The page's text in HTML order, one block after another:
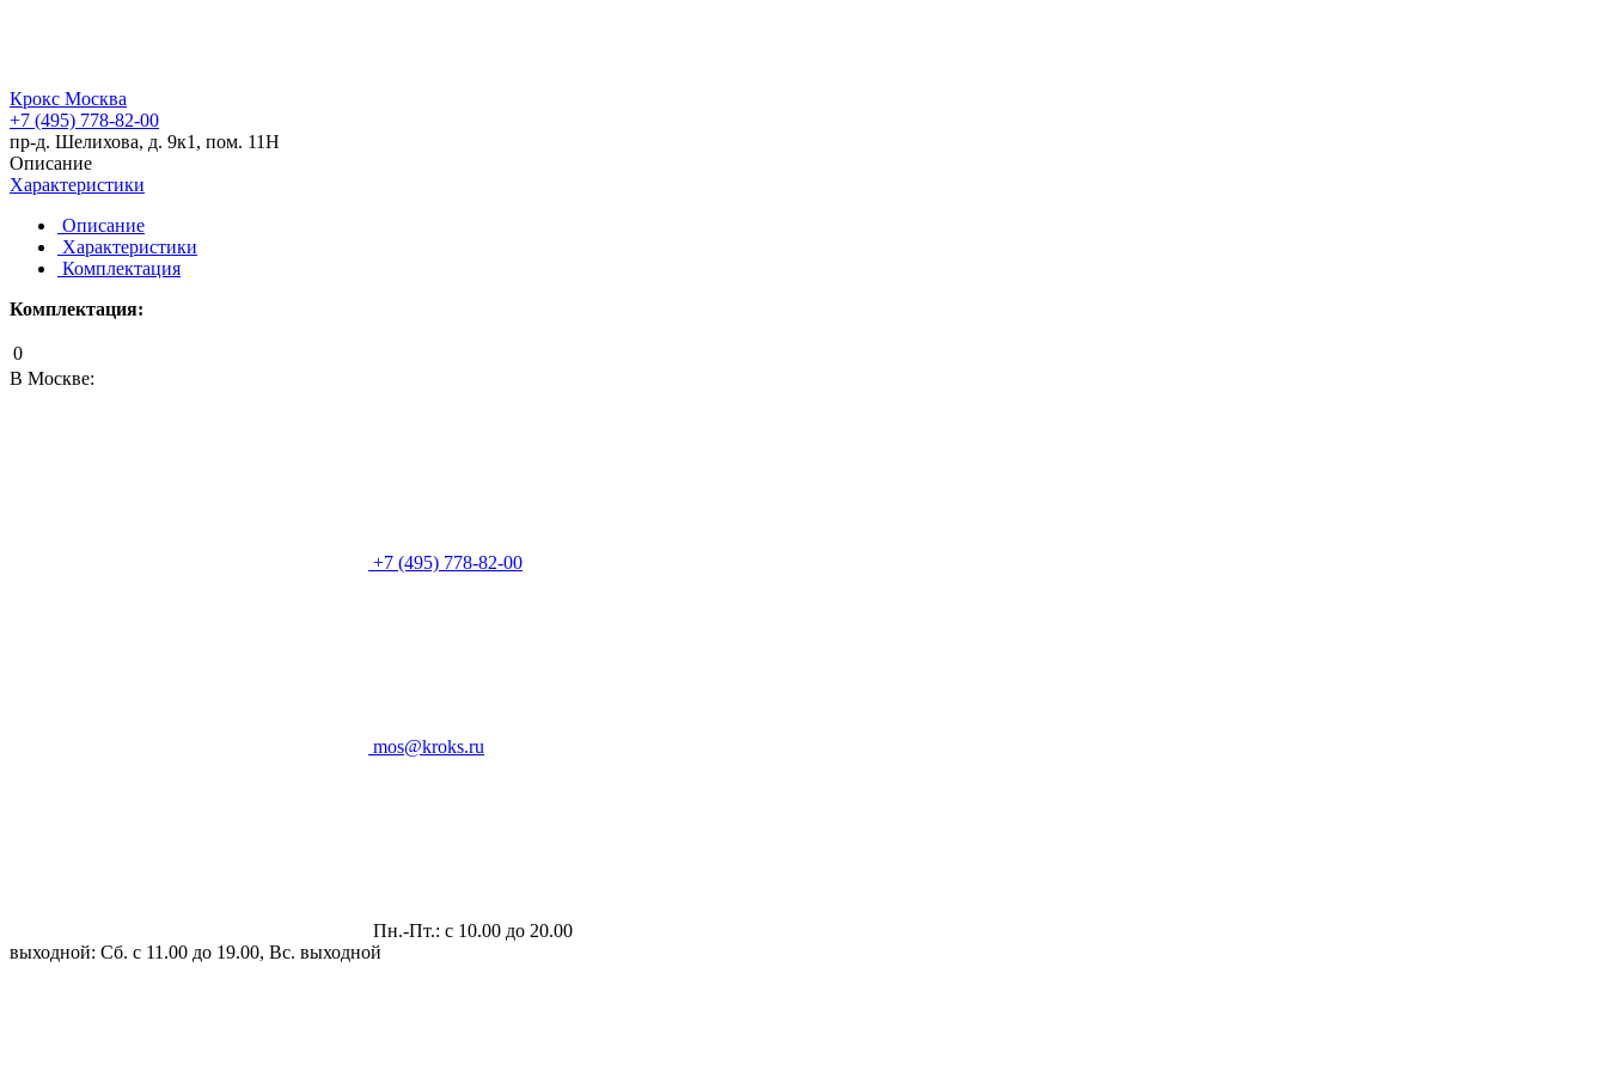
Крокс Москва
+7 (495) 778-82-00
пр-д. Шелихова, д. 9к1, пом. 11Н
Описание
Характеристики
Описание
Характеристики
Комплектация
Комплектация:
0
В Москве:
+7 (495) 778-82-00
mos@kroks.ru
Пн.-Пт.: с 10.00 до 20.00
выходной: Сб. с 11.00 до 19.00, Вс. выходной